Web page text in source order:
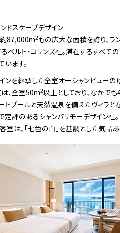
ドスケープデザイン
87,000m2もの広大な面積を誇り、ラ
ベルト・コリンズ社。滞在するすべ
います。
ンを継承した全室オーシャンビューの
、全室50m2以上としており、なかで
トプールと天然温泉を備えたヴィラと
定評のあるシャンパリモーデザイン社。
室は、「七色の白」を基調とした気